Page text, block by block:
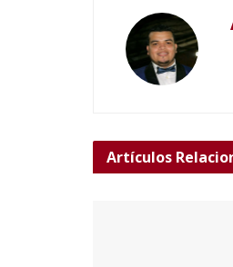
Artículos